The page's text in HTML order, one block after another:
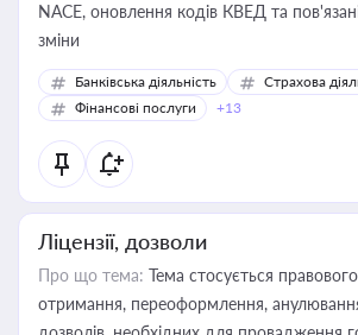
NACE, оновлення кодів КВЕД та
зміни
Банківська діяльність
Страхова
Фінансові послуги
+13
Ліцензії, дозволи
Про що тема: Тема стосується
отримання, переоформлення, анулювання